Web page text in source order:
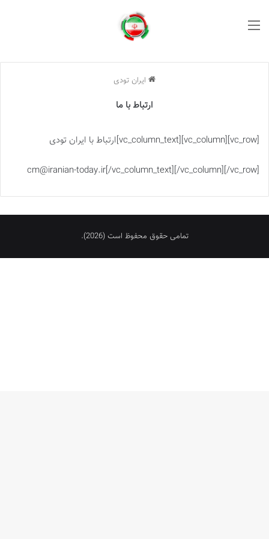
ایران تودی
ارتباط با ما
[vc_row][vc_column][vc_column_text]ارتباط با ایران تودی
cm@iranian-today.ir[/vc_column_text][/vc_column][/vc_row]
تمامی حقوق محفوظ است (2026).